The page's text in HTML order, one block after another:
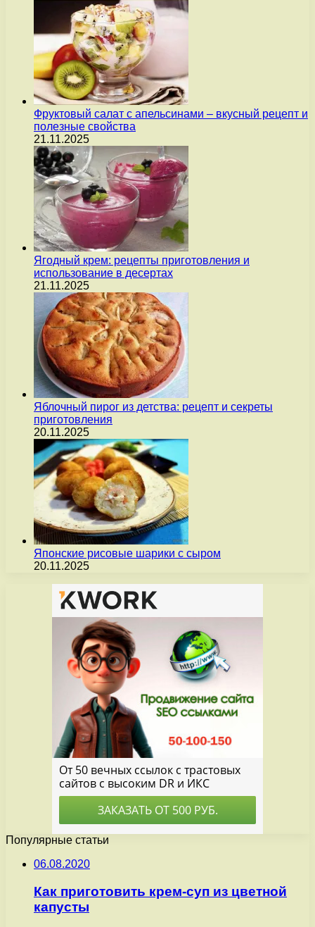
Фруктовый салат с апельсинами – вкусный рецепт и
полезные свойства
21.11.2025
Ягодный крем: рецепты приготовления и
использование в десертах
21.11.2025
Яблочный пирог из детства: рецепт и секреты
приготовления
20.11.2025
Японские рисовые шарики с сыром
20.11.2025
Популярные статьи
06.08.2020
Как приготовить крем-суп из цветной
капусты